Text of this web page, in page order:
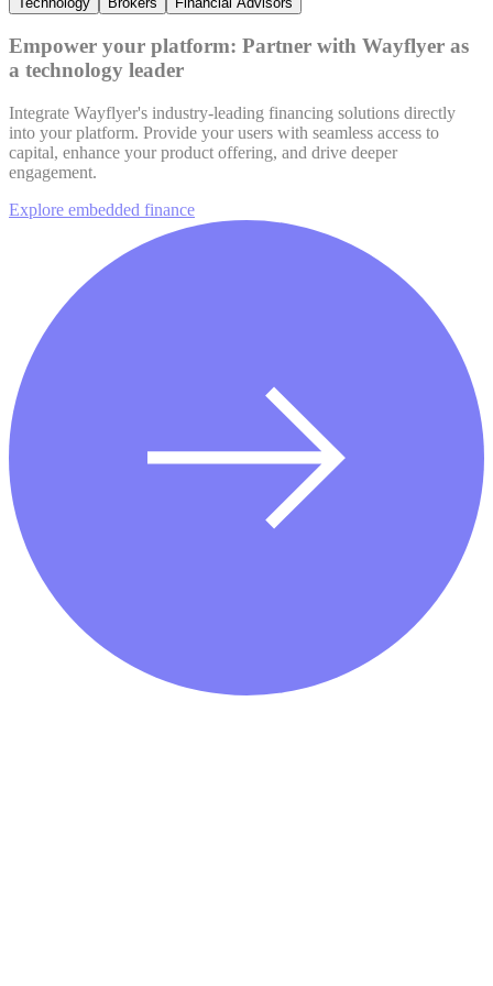
Empower your platform: Partner with Wayflyer as
a technology leader
Integrate Wayflyer's industry-leading financing solutions directly
into your platform. Provide your users with seamless access to
capital, enhance your product offering, and drive deeper
engagement.
Explore embedded finance